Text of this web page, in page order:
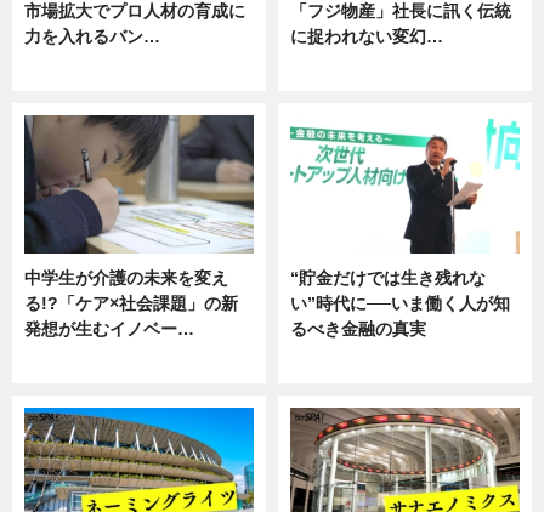
市場拡大でプロ人材の育成に
力を入れるバン…
「フジ物産」社長に訊く伝統
に捉われない変幻…
中学生が介護の未来を変え
る!?「ケア×社会課題」の新
発想が生むイノベー…
“貯金だけでは生き残れな
い”時代に──いま働く人が知
るべき金融の真実